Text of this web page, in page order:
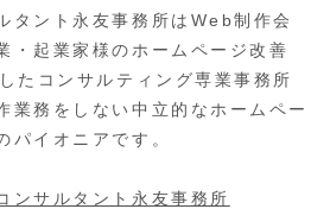
タント永友事務所はWeb制作会
・起業家様のホームページ改善
たコンサルティング専業事務所
業務をしない中立的なホームペー
パイオニアです。
ンサルタント永友事務所